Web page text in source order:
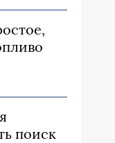
поиск